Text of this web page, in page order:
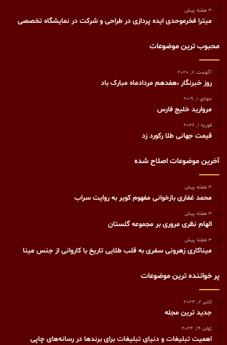
3 هفته پیش
میترا فخرموحدی ایده پردازی در طراحی و شرکت در نمایشگاه تخصصی
محبوب ترین موضوعات
آگوست 7, 2020
روز خبرنگار ،هفدهم مردادماه مبارک باد
جولای 1, 2019
مروارید خلیج فارس
فوریه 1, 2026
قیمت جهانی طلا رکورد زد
آخرین موضوعات اصلاح شده
3 هفته پیش
محمد غفاری بازخوانی مفهوم کویر به روایت سراب
3 هفته پیش
الهام نظری مروری بر مجموعه گلستان
3 هفته پیش
میناکاری زهرونی سفری به قلب طلایی تاریخ با کاروانی از جنس مینا
پر خواننده ترین موضوعات
اکتبر 7, 2024
جدید ترین مجله
ژوئن 19, 2024
اهمیت تبلیغات و دنیای تبلیغات برای برندها در رسانه‌های چاپی